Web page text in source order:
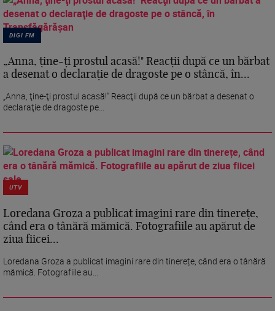
DIGI FM
„Anna, ţine-ţi prostul acasă!" Reacţii după ce un bărbat
a desenat o declaraţie de dragoste pe o stâncă, în...
„Anna, ţine-ţi prostul acasă!" Reacţii după ce un bărbat a desenat o
declaraţie de dragoste pe...
UTV
Loredana Groza a publicat imagini rare din tinerețe,
când era o tânără mămică. Fotografiile au apărut de
ziua fiicei...
Loredana Groza a publicat imagini rare din tinerețe, când era o tânără
mămică. Fotografiile au...